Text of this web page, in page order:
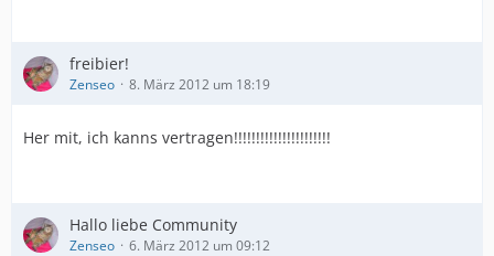
freibier!
Zenseo 8. März 2012 um 18:19
Her mit, ich kanns vertragen!!!!!!!!!!!!!!!!!!!!!!
Hallo liebe Community
Zenseo 6. März 2012 um 09:12